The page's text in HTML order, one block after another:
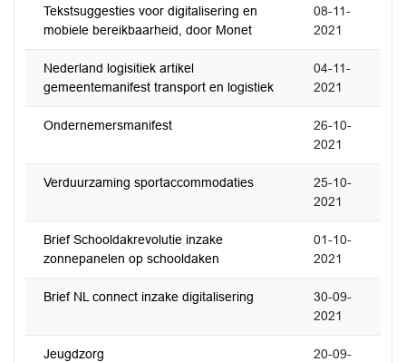
Tekstsuggesties voor digitalisering en
mobiele bereikbaarheid, door Monet
08-11-
2021
Nederland logisitiek artikel
gemeentemanifest transport en logistiek
04-11-
2021
Ondernemersmanifest
26-10-
2021
Verduurzaming sportaccommodaties
25-10-
2021
Brief Schooldakrevolutie inzake
zonnepanelen op schooldaken
01-10-
2021
Brief NL connect inzake digitalisering
30-09-
2021
Jeugdzorg
20-09-